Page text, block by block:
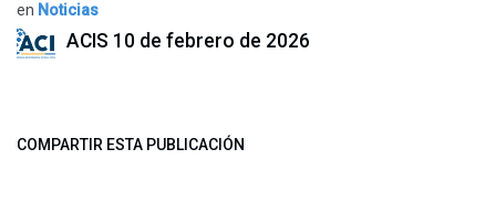
en Noticias
ACIS 10 de febrero de 2026
COMPARTIR ESTA PUBLICACIÓN